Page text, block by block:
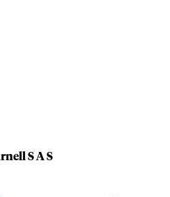
S A S